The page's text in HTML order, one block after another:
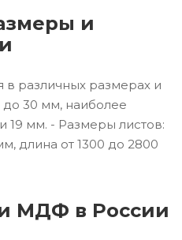
и
различных размерах и
до 30 мм, наиболее
19 мм. - Размеры листов:
длина от 1300 до 2800
МДФ в России